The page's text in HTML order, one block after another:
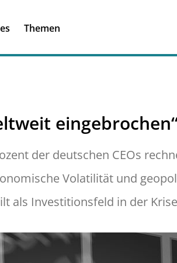
Themen
Ich habe einen
der deutschen CEOs
Volatilität und
als Investitionsfeld in der